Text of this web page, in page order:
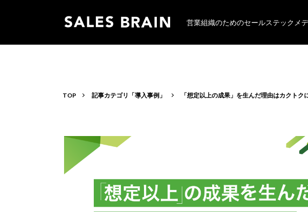
営業組織のためのセールステックメ
TOP 記事カテゴリ「導入事例」 「想定以上の成果」を生んだ理由はカクト